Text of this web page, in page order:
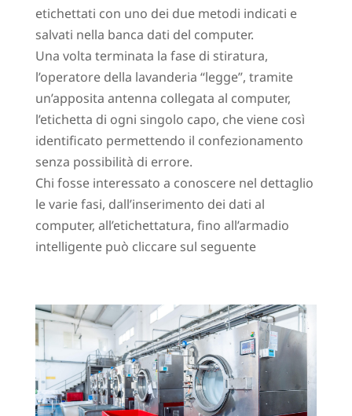
etichettati con uno dei due metodi indicati e
salvati nella banca dati del computer.
Una volta terminata la fase di stiratura,
l’operatore della lavanderia “legge”, tramite
un’apposita antenna collegata al computer,
l’etichetta di ogni singolo capo, che viene così
identificato permettendo il confezionamento
senza possibilità di errore.
Chi fosse interessato a conoscere nel dettaglio
le varie fasi, dall’inserimento dei dati al
computer, all’etichettatura, fino all’armadio
intelligente può cliccare sul seguente